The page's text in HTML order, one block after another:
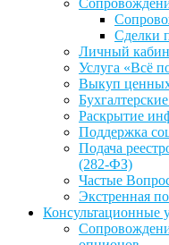
Сделки
Личный
Услуга «Всё
Выкуп
Раскрытие
Поддержка
Подача
(282-ФЗ)
Частые
Экстренная
Консультационные